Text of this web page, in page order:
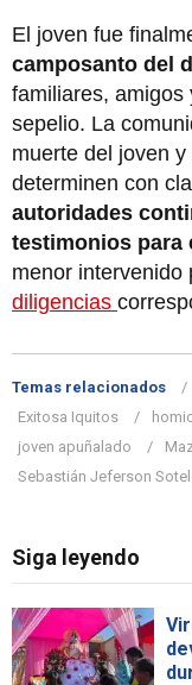
El joven fue
camposanto del
familiares, amigos
sepelio. La
muerte del joven
determinen con
autoridades
testimonios para
menor intervenido
diligencias
Temas relacionados
Exitosa Iquitos
joven apuñalado
Sebastián Jeferson
Siga leyendo